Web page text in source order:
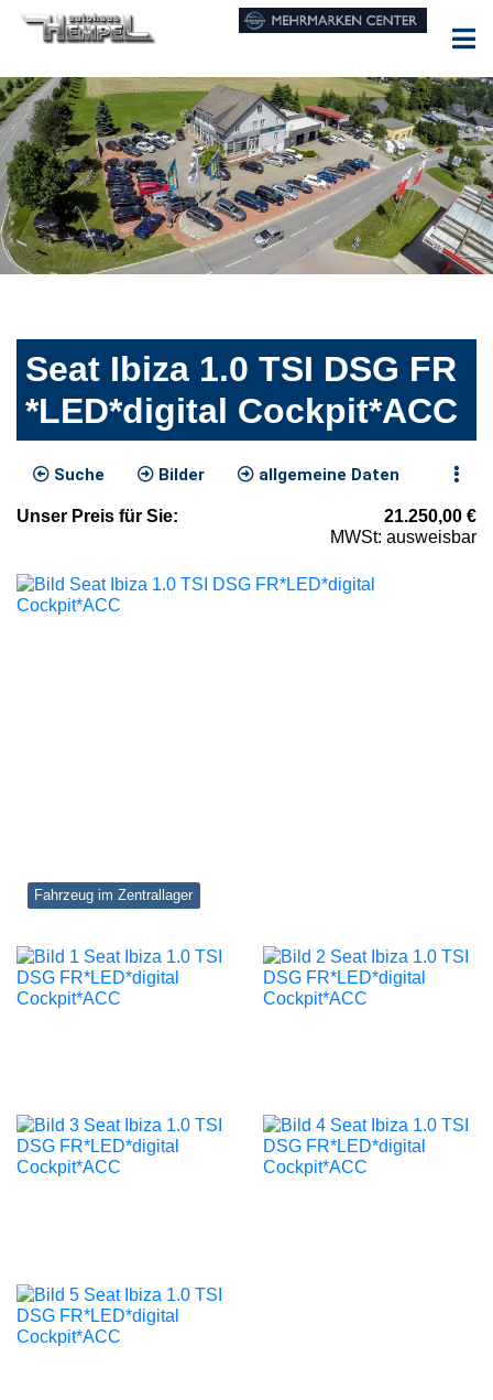
Seat Ibiza 1.0 TSI DSG FR
*LED*digital Cockpit*ACC
Suche Bilder allgemeine Daten
Unser Preis für Sie: 21.250,00 €
MWSt: ausweisbar
Fahrzeug im Zentrallager